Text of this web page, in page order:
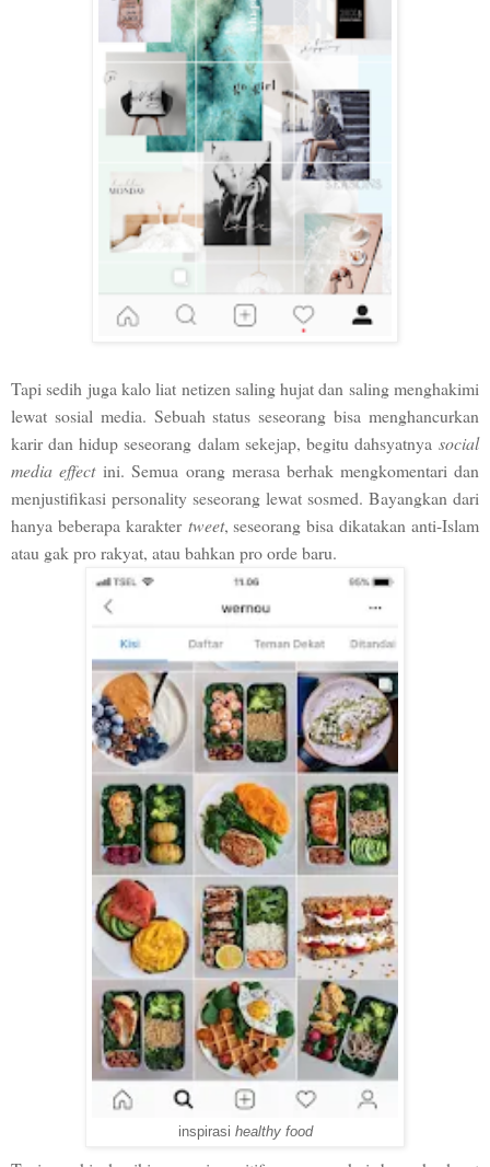
Tapi sedih juga kalo liat netizen saling hujat dan saling menghakimi
lewat sosial media. Sebuah status seseorang bisa menghancurkan
karir dan hidup seseorang dalam sekejap, begitu dahsyatnya social
media effectini. Semua orang merasa berhak mengkomentari dan
menjustifikasi personality seseorang lewat sosmed. Bayangkan dari
hanya beberapa karakter tweet, seseorang bisa dikatakan anti-Islam
atau gak pro rakyat, atau bahkan pro orde baru.
inspirasi healthy food